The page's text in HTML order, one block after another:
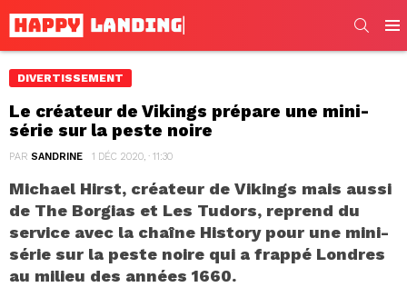
DIVERTISSEMENT
Le créateur de Vikings prépare une mini-
série sur la peste noire
PAR SANDRINE 1 DÉC 2020, · 11:30
Michael Hirst, créateur de Vikings mais aussi
de The Borgias et Les Tudors, reprend du
service avec la chaîne History pour une mini-
série sur la peste noire qui a frappé Londres
au milieu des années 1660.